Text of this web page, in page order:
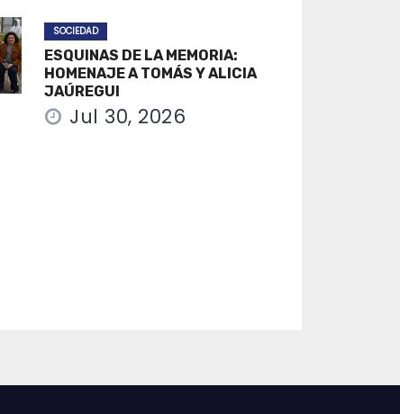
SOCIEDAD
ESQUINAS DE LA MEMORIA:
HOMENAJE A TOMÁS Y ALICIA
JAÚREGUI
Jul 30, 2026